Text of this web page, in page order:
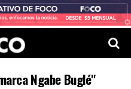
Ngabe Buglé"